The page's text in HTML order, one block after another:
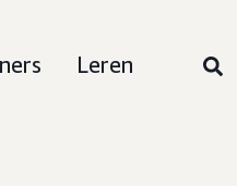
Leren